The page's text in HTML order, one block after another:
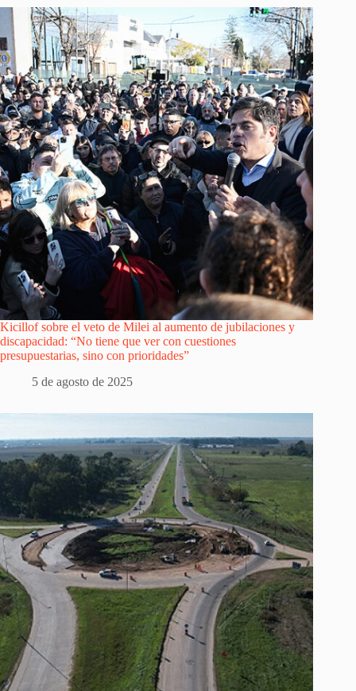
Kicillof sobre el veto de Milei al aumento de jubilaciones y
discapacidad: “No tiene que ver con cuestiones
presupuestarias, sino con prioridades”
5 de agosto de 2025